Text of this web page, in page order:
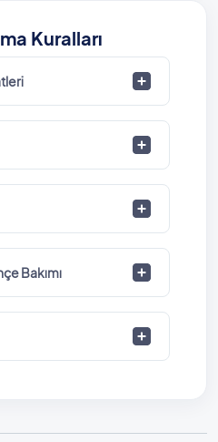
Kuralları
Bakımı